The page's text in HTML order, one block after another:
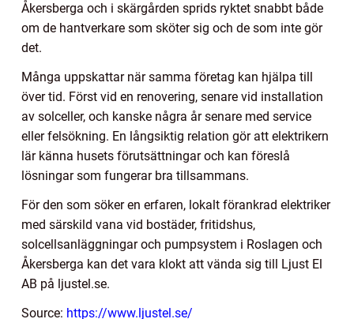
Åkersberga och i skärgården sprids ryktet snabbt både
om de hantverkare som sköter sig och de som inte gör
det.
Många uppskattar när samma företag kan hjälpa till
över tid. Först vid en renovering, senare vid installation
av solceller, och kanske några år senare med service
eller felsökning. En långsiktig relation gör att elektrikern
lär känna husets förutsättningar och kan föreslå
lösningar som fungerar bra tillsammans.
För den som söker en erfaren, lokalt förankrad elektriker
med särskild vana vid bostäder, fritidshus,
solcellsanläggningar och pumpsystem i Roslagen och
Åkersberga kan det vara klokt att vända sig till Ljust El
AB på ljustel.se.
Source: https://www.ljustel.se/